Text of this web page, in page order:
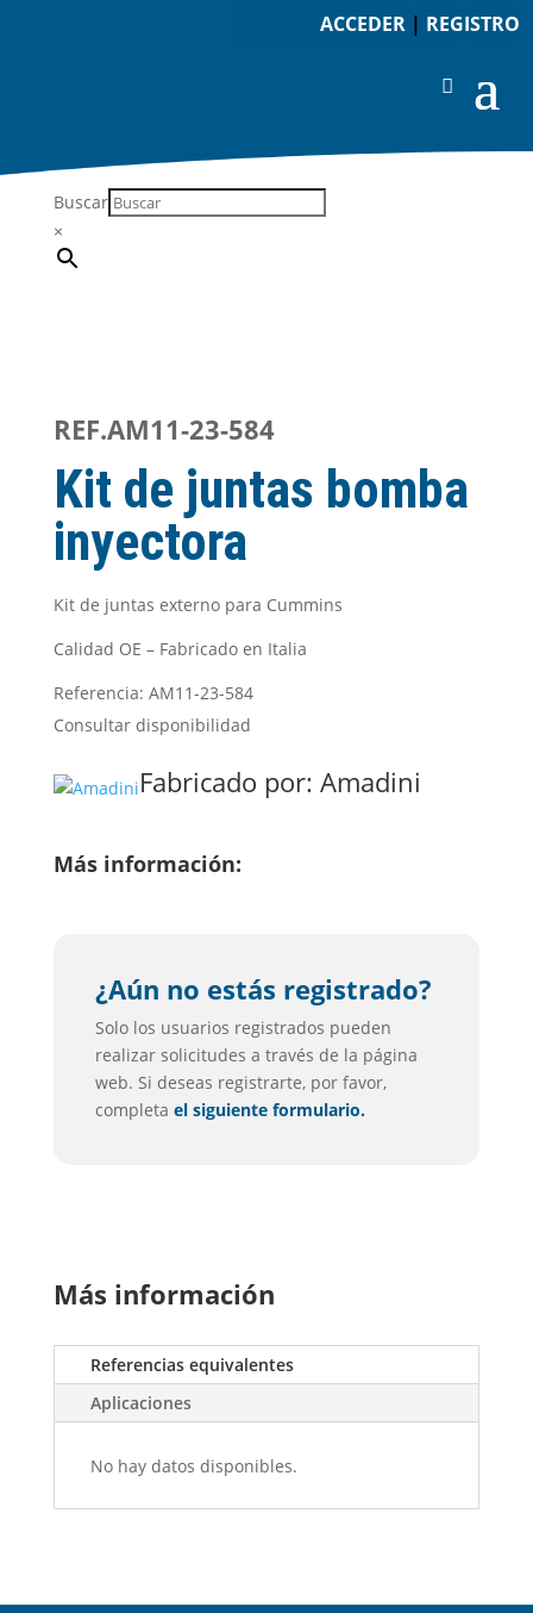
ACCEDER| REGISTRO
Buscar
×
REF.AM11-23-584
Kit de juntas bomba
inyectora
Kit de juntas externo para Cummins
Calidad OE – Fabricado en Italia
Referencia: AM11-23-584
Consultar disponibilidad
Fabricado por: Amadini
Más información:
¿Aún no estás registrado?
Solo los usuarios registrados pueden
realizar solicitudes a través de la página
web. Si deseas registrarte, por favor,
completa el siguiente formulario.
Más información
Referencias equivalentes
Aplicaciones
No hay datos disponibles.